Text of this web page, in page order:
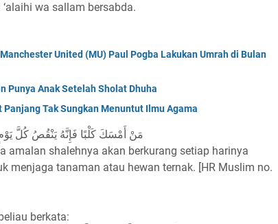
wa sallam bersabda.
United (MU) Paul Pogba Lakukan Umrah di Bulan
Punya Anak Setelah Sholat Dhuha
Tak Sungkan Menuntut Ilmu Agama
مَنْ أَمْسَكَ كَلْبًا فَإِنَّهُ يَنْقُصُ كُلَّ
amalan shalehnya akan berkurang setiap harinya
menjaga tanaman atau hewan ternak. [HR Muslim no.
berkata: